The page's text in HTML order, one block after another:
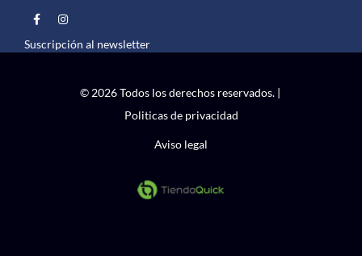
Suscripción al newsletter
© 2026 Todos los derechos reservados. |
Politicas de privacidad
Aviso legal